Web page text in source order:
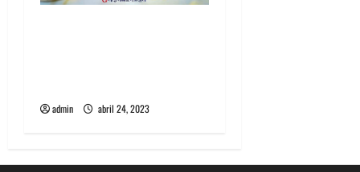
admin abril 24, 2023